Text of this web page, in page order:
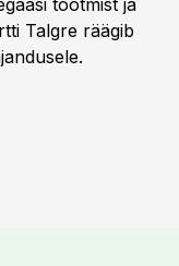
tootmist ja
Talgre räägib